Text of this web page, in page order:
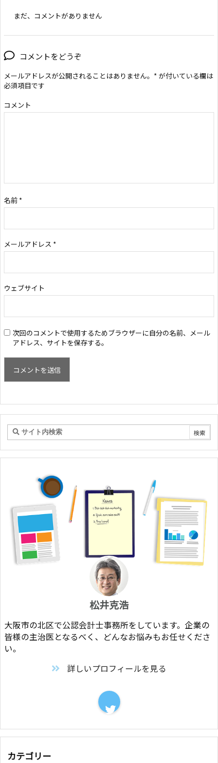
まだ、コメントがありません
コメントをどうぞ
メールアドレスが公開されることはありません。 * が付いている欄は
必須項目です
コメント
名前 *
メールアドレス *
ウェブサイト
次回のコメントで使用するためブラウザーに自分の名前、メール
アドレス、サイトを保存する。
松井克浩
大阪市の北区で公認会計士事務所をしています。企業の
皆様の主治医となるべく、どんなお悩みもお任せくださ
い。
詳しいプロフィールを見る
カテゴリー